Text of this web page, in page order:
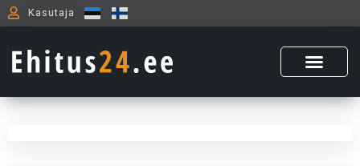
Skip
to
Kasutaja